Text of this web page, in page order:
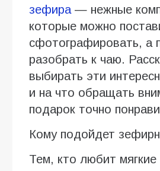
зефира— нежные
которые можно
сфотографировать, а
разобрать к чаю.
выбирать эти
и на что обращать
подарок точно
Кому подойдет
Тем, кто любит